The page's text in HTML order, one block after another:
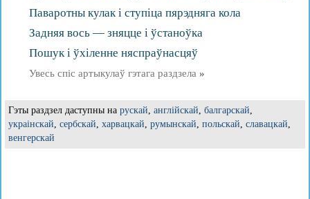
Паваротны кулак і ступіца пярэдняга кола
Задняя вось — зняцце і ўстаноўка
Пошук і ўхіленне няспраўнасцяў
Увесь спіс артыкулаў гэтага раздзела »
Гэты раздзел даступны на рускай, англійскай, балгарскай,
украінскай, сербскай, харвацкай, румынскай, польскай, славацкай,
венгерскай